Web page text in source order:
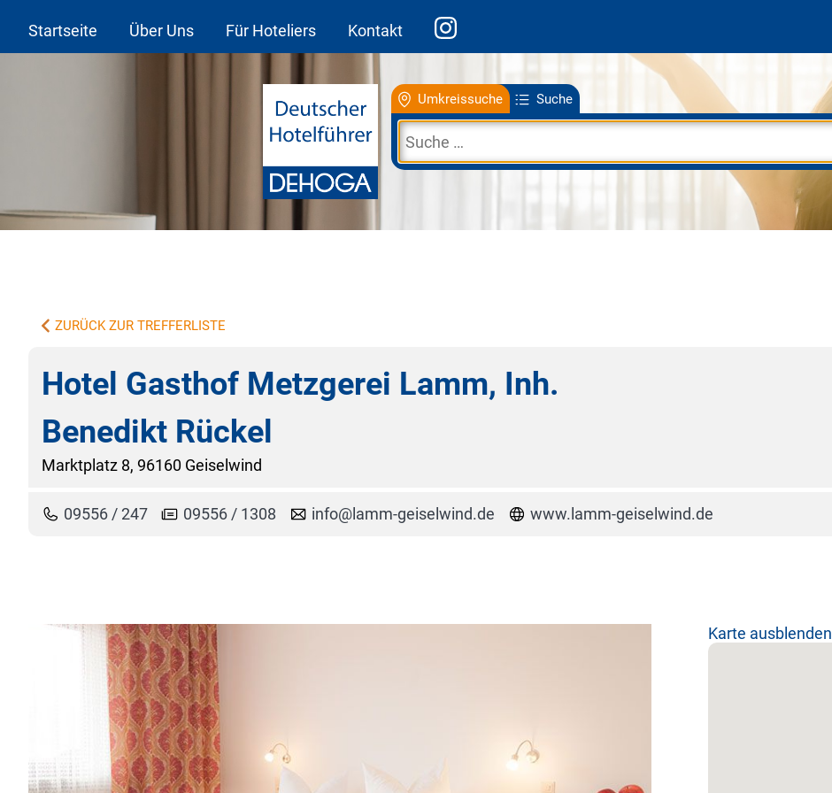
Startseite Über Uns Für Hoteliers Kontakt
Umkreissuche Suche
ZURÜCK ZUR TREFFERLISTE
Hotel Gasthof Metzgerei Lamm, Inh.
Benedikt Rückel
Marktplatz 8, 96160 Geiselwind
09556 / 247 09556 / 1308 info@lamm-geiselwind.de www.lamm-geiselwind.de
Karte ausblenden